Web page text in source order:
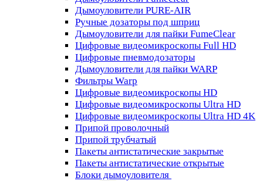
Дымоуловители PURE-AIR
Ручные дозаторы под шприц
Дымоуловители для пайки FumeClear
Цифровые видеомикроскопы Full HD
Цифровые пневмодозаторы
Дымоуловители для пайки WARP
Фильтры Warp
Цифровые видеомикроскопы HD
Цифровые видеомикроскопы Ultra HD
Цифровые видеомикроскопы Ultra HD 4K
Припой проволочный
Припой трубчатый
Пакеты антистатические закрытые
Пакеты антистатические открытые
Блоки дымоуловителя